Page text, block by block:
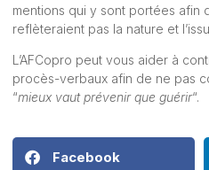
mentions qui y sont portées afin
reflèteraient pas la nature et
L’ AFCopro peut vous aider à
procès-verbaux afin de ne pas
“mieux vaut prévenir que guérir“.
Facebook